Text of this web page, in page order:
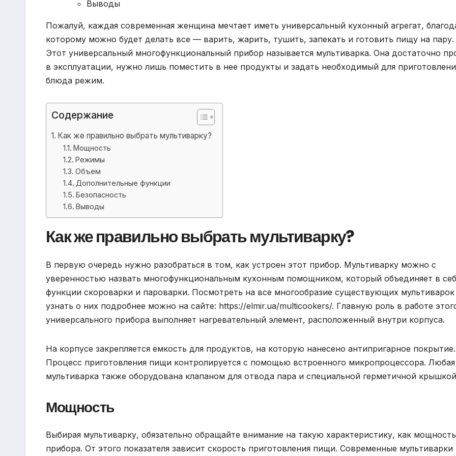
Выводы
Пожалуй, каждая современная женщина мечтает иметь универсальный кухонный агрегат,
которому можно будет делать все — варить, жарить, тушить, запекать и готовить пищу на пару.
Этот универсальный многофункциональный прибор называется мультиварка. Она достаточно
в эксплуатации, нужно лишь поместить в нее продукты и задать необходимый для
блюда режим.
Содержание
Как же правильно выбрать мультиварку?
Мощность
Режимы
Объем
Дополнительные функции
Безопасность
Выводы
Как же правильно выбрать мультиварку?
В первую очередь нужно разобраться в том, как устроен этот прибор. Мультиварку можно с
уверенностью назвать многофункциональным кухонным помощником, который объединяет в
функции скороварки и пароварки. Посмотреть на все многообразие существующих
узнать о них подробнее можно на сайте: https://elmir.ua/multicookers/. Главную роль в работе
универсального прибора выполняет нагревательный элемент, расположенный внутри корпуса.
На корпусе закрепляется емкость для продуктов, на которую нанесено антипригарное покрытие.
Процесс приготовления пищи контролируется с помощью встроенного микропроцессора. Любая
мультиварка также оборудована клапаном для отвода пара и специальной герметичной
Мощность
Выбирая мультиварку, обязательно обращайте внимание на такую характеристику, как мощность
прибора. От этого показателя зависит скорость приготовления пищи. Современные мультиварки